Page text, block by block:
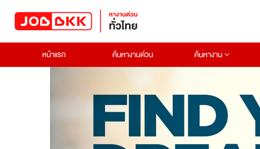
หน้าแรก
ค้นหางานด่วน ค้นหางาน